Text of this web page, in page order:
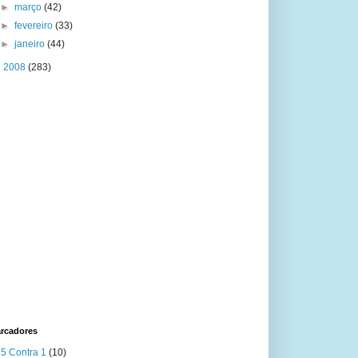
►março(42)
►fevereiro(33)
►janeiro(44)
2008 (283)
5 Contra 1 (10)